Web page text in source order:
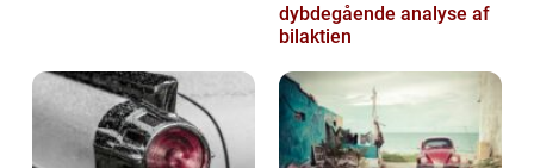
dybdegående analyse af
bilaktien